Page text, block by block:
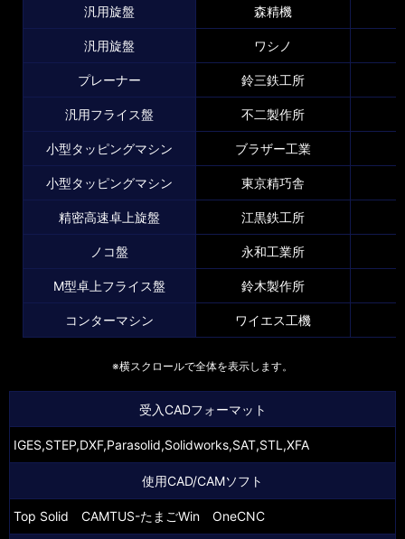
汎用旋盤 森精機
汎用旋盤 ワシノ
プレーナー 鈴三鉄工所
汎用フライス盤 不二製作所
小型タッピングマシン ブラザー工業
小型タッピングマシン 東京精巧舎
精密高速卓上旋盤 江黒鉄工所
ノコ盤 永和工業所
M型卓上フライス盤 鈴木製作所
コンターマシン ワイエス工機
※横スクロールで全体を表示します。
受入CADフォーマット
IGES,STEP,DXF,Parasolid,Solidworks,SAT,STL,XFA
使用CAD/CAMソフト
Top Solid CAMTUS-たまごWin OneCNC